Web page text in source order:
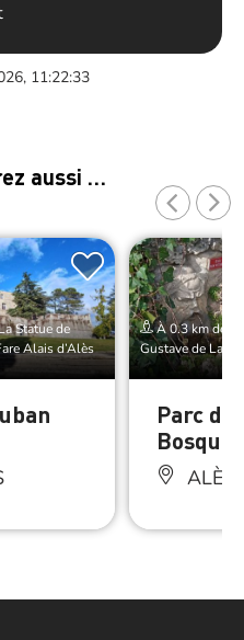
11:22:33
aussi …
Statue de
Alais d’Alès
À 0.3 km de
Gustave de La
Parc du
Bosquet
ALÈS